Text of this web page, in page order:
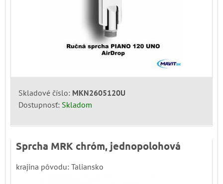
Skladové číslo: MKN2605120U
Dostupnosť: Skladom
Sprcha MRK chróm, jednopolohová
krajina pôvodu: Taliansko